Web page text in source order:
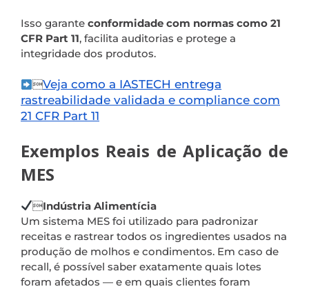
Isso garante conformidade com normas como 21
CFR Part 11, facilita auditorias e protege a
integridade dos produtos.
Veja como a IASTECH entrega
rastreabilidade validada e compliance com
21 CFR Part 11
Exemplos Reais de Aplicação de
MES
Indústria Alimentícia
Um sistema MES foi utilizado para padronizar
receitas e rastrear todos os ingredientes usados na
produção de molhos e condimentos. Em caso de
recall, é possível saber exatamente quais lotes
foram afetados — e em quais clientes foram